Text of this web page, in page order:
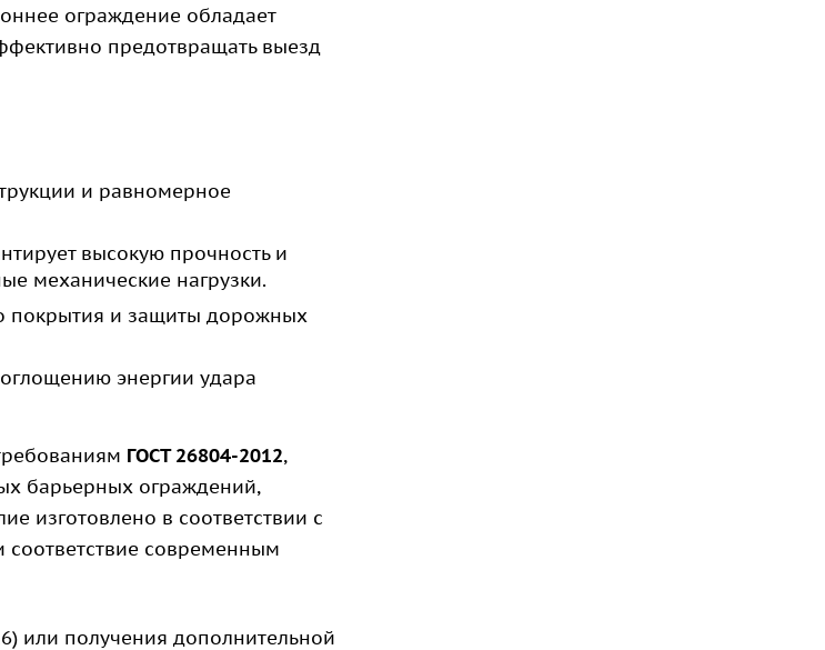
ограждение обладает
предотвращать выезд
и равномерное
высокую прочность и
механические нагрузки.
покрытия и защиты дорожных
энергии удара
ГОСТ 26804-2012,
барьерных ограждений,
изготовлено в соответствии с
соответствие современным
или получения дополнительной